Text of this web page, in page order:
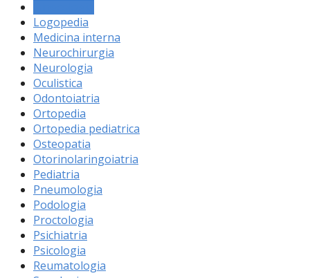
Logopedia
Medicina interna
Neurochirurgia
Neurologia
Oculistica
Odontoiatria
Ortopedia
Ortopedia pediatrica
Osteopatia
Otorinolaringoiatria
Pediatria
Pneumologia
Podologia
Proctologia
Psichiatria
Psicologia
Reumatologia